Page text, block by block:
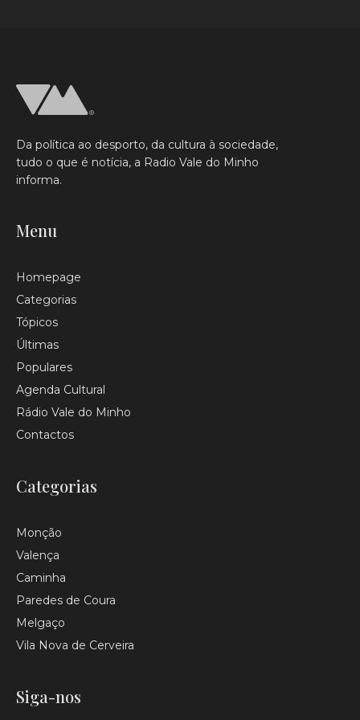
Da política ao desporto, da cultura à sociedade,
tudo o que é notícia, a Radio Vale do Minho
informa.
Menu
Homepage
Categorias
Tópicos
Últimas
Populares
Agenda Cultural
Rádio Vale do Minho
Contactos
Categorias
Monção
Valença
Caminha
Paredes de Coura
Melgaço
Vila Nova de Cerveira
Siga-nos